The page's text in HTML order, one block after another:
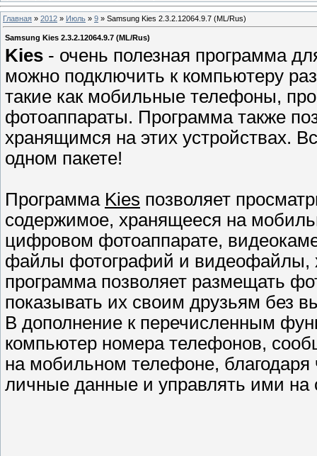
Главная » 2012 » Июль » 9 » Samsung Kies 2.3.2.12064.9.7 (ML/Rus)
Samsung Kies 2.3.2.12064.9.7 (ML/Rus)
Kies - очень полезная программа
можно подключить к компьютеру
такие как мобильные телефоны,
фотоаппараты. Программа также
хранящимся на этих устройствах.
одном пакете!
Программа Kies позволяет
содержимое, хранящееся на
цифровом фотоаппарате,
файлы фотографий и видеофайлы,
программа позволяет размещать
показывать их своим друзьям без
В дополнение к перечисленным
компьютер номера телефонов,
на мобильном телефоне,
личные данные и управлять ими на